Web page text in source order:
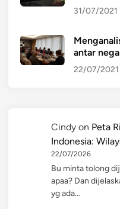
31/07/2021
antar
22/07/2021
Cindy on Peta
Indonesia:
22/07/2026
Bu minta tolong
apaa? Dan
yg ada…